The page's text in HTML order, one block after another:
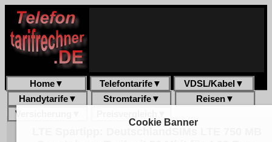
Home▼ Telefontarife▼ VDSL/Kabel ▼
Handytarife▼ Stromtarife▼ Reisen▼
Versicherung
Cookie Banner